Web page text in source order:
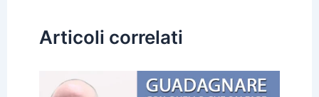
Articoli correlati